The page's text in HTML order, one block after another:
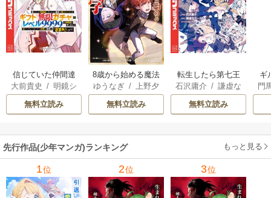
信じていた仲間達
にダンジョン奥地
で殺されかけたが
ギフト『無限ガチ
の仲間達を手に入
れて元パーティー
メンバーと世界に
復讐＆『ざま
ぁ！』します！
大前貴史 / 明鏡シ
スイ/tef
無料立読み
8歳から始める魔法
学
ゆうなぎ /
上野夕
陽/乃希
無料立読み
転生したら第七王
子だったので、気
ままに魔術を極め
ます
石沢庸介 /謙虚な
サークル/メル。
無料立読み
ギ
門
先行作品(少年マンガ)ランキング もっと見る
1位 2位 3位